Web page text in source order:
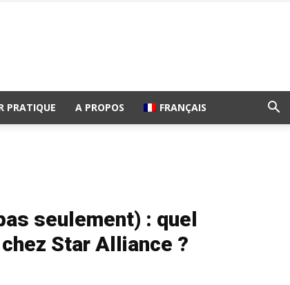
PRATIQUE A PROPOS FRANÇAIS
seulement) : quel
Star Alliance ?